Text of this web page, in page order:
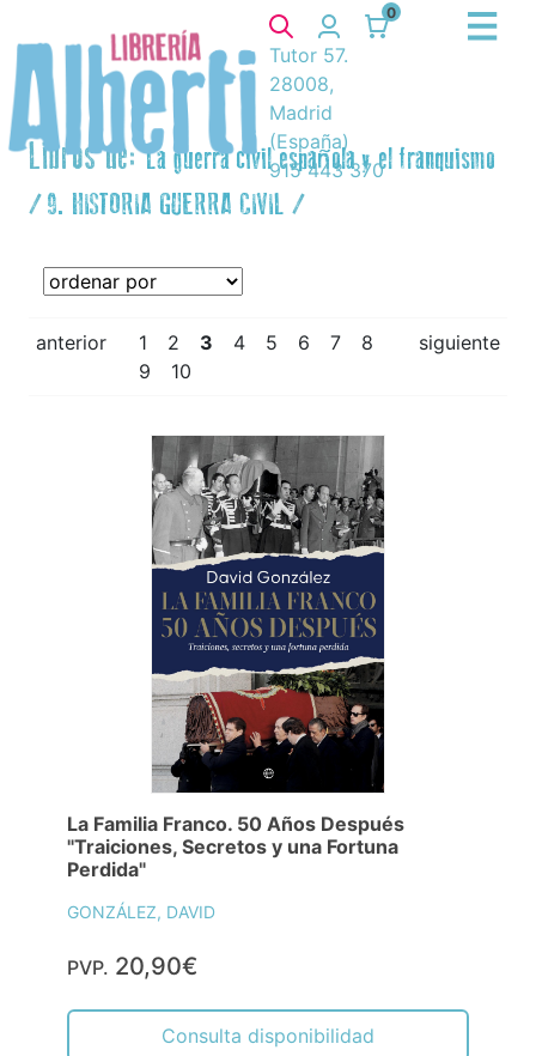
0
Tutor 57.
28008,
Madrid
(España)
915 443 370
Libros de:La guerra civil española y el franquismo
/9. HISTORIA GUERRA CIVIL /
anterior 1 2 3 4 5 6 7
8
9
10
siguiente
La Familia Franco. 50 Años Después
"Traiciones, Secretos y una Fortuna
Perdida"
GONZÁLEZ, DAVID
PVP. 20,90€
Consulta disponibilidad